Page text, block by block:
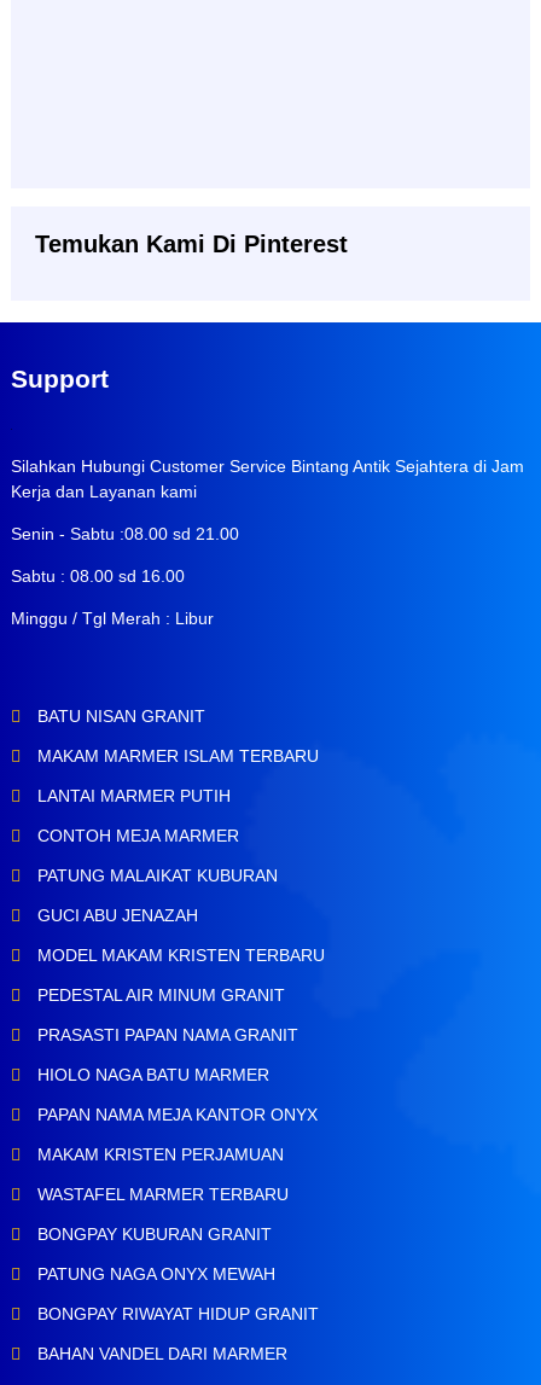
Temukan Kami Di Pinterest
Support
Silahkan Hubungi Customer Service Bintang Antik Sejahtera di Jam
Kerja dan Layanan kami
Senin - Sabtu :08.00 sd 21.00
Sabtu : 08.00 sd 16.00
Minggu / Tgl Merah : Libur
BATU NISAN GRANIT
MAKAM MARMER ISLAM TERBARU
LANTAI MARMER PUTIH
CONTOH MEJA MARMER
PATUNG MALAIKAT KUBURAN
GUCI ABU JENAZAH
MODEL MAKAM KRISTEN TERBARU
PEDESTAL AIR MINUM GRANIT
PRASASTI PAPAN NAMA GRANIT
HIOLO NAGA BATU MARMER
PAPAN NAMA MEJA KANTOR ONYX
MAKAM KRISTEN PERJAMUAN
WASTAFEL MARMER TERBARU
BONGPAY KUBURAN GRANIT
PATUNG NAGA ONYX MEWAH
BONGPAY RIWAYAT HIDUP GRANIT
BAHAN VANDEL DARI MARMER